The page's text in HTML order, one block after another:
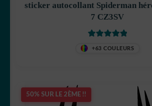
sticker autocollant Spiderman
7 CZ3SV
+63 COULEURS
50% SUR LE 2ÈME !!